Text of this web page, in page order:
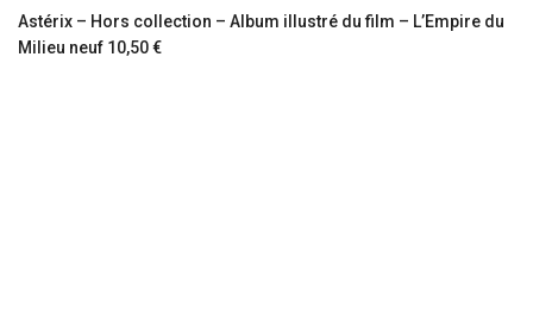
Astérix – Hors collection – Album illustré du film – L’Empire du
Milieu neuf 10,50 €